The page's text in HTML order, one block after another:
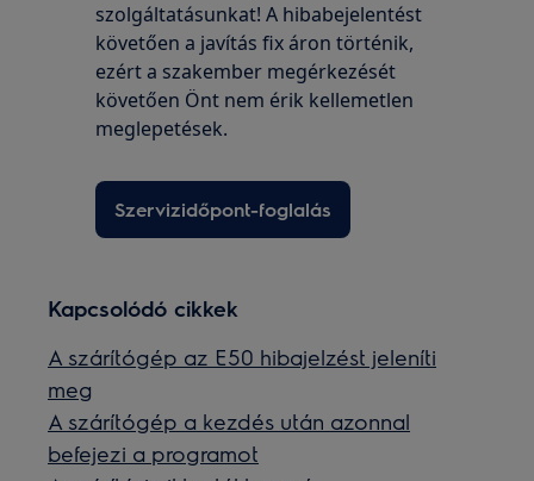
szolgáltatásunkat! A hibabejelentést
követően a javítás fix áron történik,
ezért a szakember megérkezését
követően Önt nem érik kellemetlen
meglepetések.
Szervizidőpont-foglalás
Kapcsolódó cikkek
A szárítógép az E50 hibajelzést jeleníti
meg
A szárítógép a kezdés után azonnal
befejezi a programot